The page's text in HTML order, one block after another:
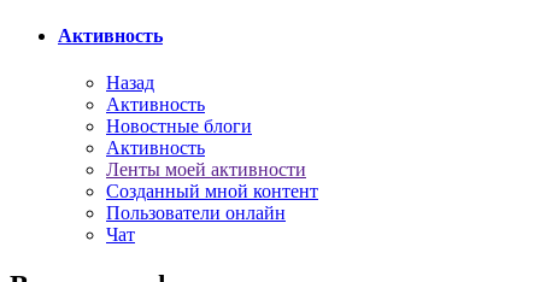
Активность
Назад
Активность
Новостные блоги
Активность
Ленты моей активности
Созданный мной контент
Пользователи онлайн
Чат